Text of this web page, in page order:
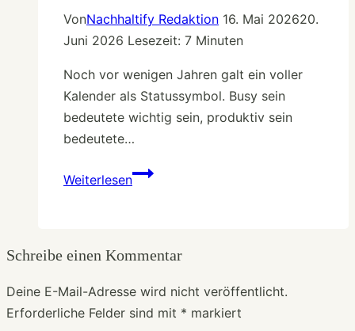
VonNachhaltify Redaktion 16. Mai 202620.
Juni 2026 Lesezeit: 7 Minuten
Noch vor wenigen Jahren galt ein voller
Kalender als Statussymbol. Busy sein
bedeutete wichtig sein, produktiv sein
bedeutete…
WeiterlesenWarum
Trend
überall
auftaucht
Schreibe einen Kommentar
Deine E-Mail-Adresse wird nicht veröffentlicht.
Erforderliche Felder sind mit * markiert